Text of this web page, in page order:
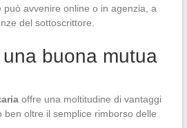
può avvenire online o in agenzia, a
del sottoscrittore.
buona mutua
offre una moltitudine di vantaggi
ben oltre il semplice rimborso delle